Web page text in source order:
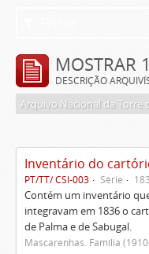
MOSTRAR
DESCRIÇÃO
Arquivo Nacional da Torre
Inventário do
PT/TT/ CSI-003 Série
Contém um inventário
integravam em 1836 o
de Palma e de Sabugal.
Mascarenhas. Família